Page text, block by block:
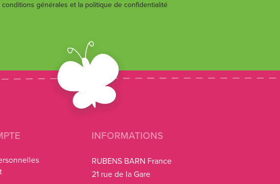
générales et la politique de confidentialité
INFORMATIONS
RUBENS BARN France
21 rue de la Gare